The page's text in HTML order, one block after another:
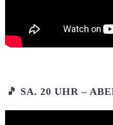
🎵 SA. 20 UHR –